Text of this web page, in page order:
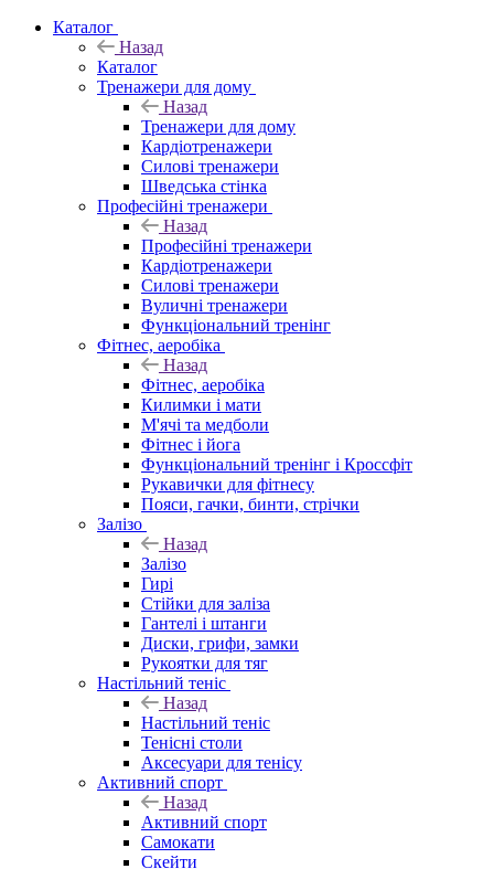
Каталог
Назад
Каталог
Тренажери для дому
Назад
Тренажери для дому
Кардіотренажери
Силові тренажери
Шведська стінка
Професійні тренажери
Назад
Професійні тренажери
Кардіотренажери
Силові тренажери
Вуличні тренажери
Функціональний тренінг
Фітнес, аеробіка
Назад
Фітнес, аеробіка
Килимки і мати
М'ячі та медболи
Фітнес і йога
Функціональний тренінг і Кроссфіт
Рукавички для фітнесу
Пояси, гачки, бинти, стрічки
Залізо
Назад
Залізо
Гирі
Стійки для заліза
Гантелі і штанги
Диски, грифи, замки
Рукоятки для тяг
Настільний теніс
Назад
Настільний теніс
Тенісні столи
Аксесуари для тенісу
Активний спорт
Назад
Активний спорт
Самокати
Скейти